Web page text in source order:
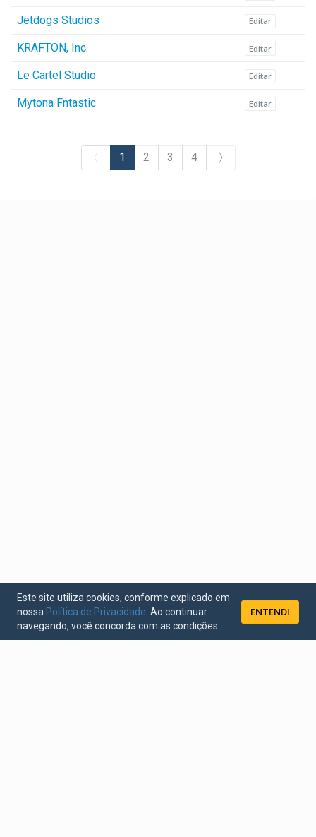
Jetdogs Studios Editar
KRAFTON, Inc. Editar
Le Cartel Studio Editar
Mytona Fntastic Editar
1 (current)
2 3 4
Este site utiliza cookies, conforme explicado em
nossa Política de Privacidade . Ao continuar
navegando, você concorda com as condições.
ENTENDI